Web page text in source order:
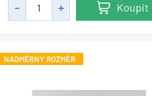
Koupit
NADMĚRNÝ ROZMĚR